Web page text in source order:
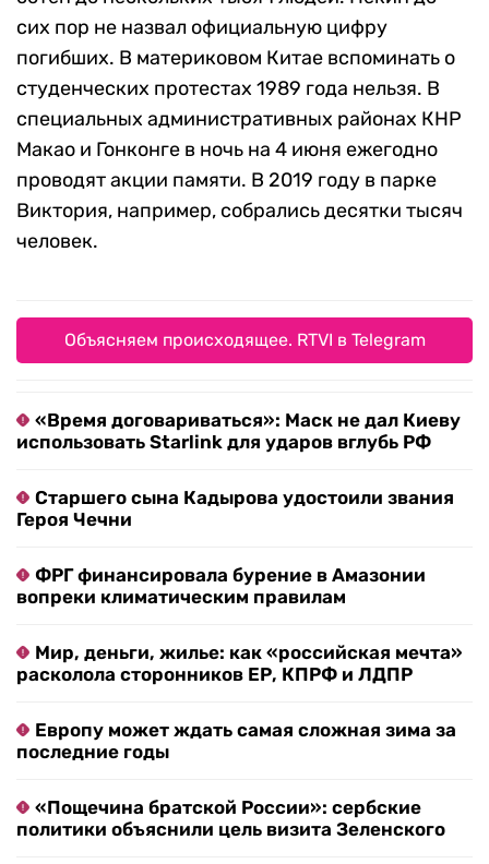
сих пор не назвал официальную цифру
погибших. В материковом Китае вспоминать о
студенческих протестах 1989 года нельзя. В
специальных административных районах КНР
Макао и Гонконге в ночь на 4 июня ежегодно
проводят акции памяти. В 2019 году в парке
Виктория, например, собрались десятки тысяч
человек.
Объясняем происходящее. RTVI в Telegram
«Время договариваться»: Маск не дал Киеву
использовать Starlink для ударов вглубь РФ
Старшего сына Кадырова удостоили звания
Героя Чечни
ФРГ финансировала бурение в Амазонии
вопреки климатическим правилам
Мир, деньги, жилье: как «российская мечта»
расколола сторонников ЕР, КПРФ и ЛДПР
Европу может ждать самая сложная зима за
последние годы
«Пощечина братской России»: сербские
политики объяснили цель визита Зеленского